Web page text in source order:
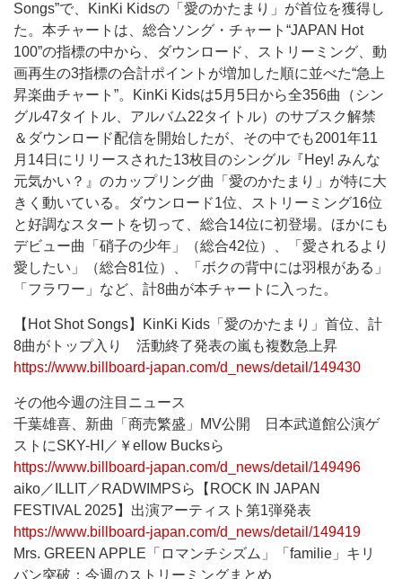
Songs”で、KinKi Kidsの「愛のかたまり」が首位を獲得し
た。本チャートは、総合ソング・チャート“JAPAN Hot
100”の指標の中から、ダウンロード、ストリーミング、動
画再生の3指標の合計ポイントが増加した順に並べた“急上
昇楽曲チャート”。KinKi Kidsは5月5日から全356曲（シン
グル47タイトル、アルバム22タイトル）のサブスク解禁
＆ダウンロード配信を開始したが、その中でも2001年11
月14日にリリースされた13枚目のシングル『Hey! みんな
元気かい？』のカップリング曲「愛のかたまり」が特に大
きく動いている。ダウンロード1位、ストリーミング16位
と好調なスタートを切って、総合14位に初登場。ほかにも
デビュー曲「硝子の少年」（総合42位）、「愛されるより
愛したい」（総合81位）、「ボクの背中には羽根がある」
「フラワー」など、計8曲が本チャートに入った。
【Hot Shot Songs】KinKi Kids「愛のかたまり」首位、計
8曲がトップ入り 活動終了発表の嵐も複数急上昇
https://www.billboard-japan.com/d_news/detail/149430
その他今週の注目ニュース
千葉雄喜、新曲「商売繁盛」MV公開 日本武道館公演ゲ
ストにSKY-HI／￥ellow Bucksら
https://www.billboard-japan.com/d_news/detail/149496
aiko／ILLIT／RADWIMPSら【ROCK IN JAPAN
FESTIVAL 2025】出演アーティスト第1弾発表
https://www.billboard-japan.com/d_news/detail/149419
Mrs. GREEN APPLE「ロマンチシズム」「familie」キリ
バン突破：今週のストリーミングまとめ